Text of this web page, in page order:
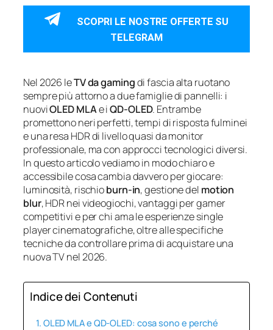
SCOPRI LE NOSTRE OFFERTE SU
TELEGRAM
Nel 2026 leTV da gamingdi fascia alta ruotano
sempre più attorno a due famiglie di pannelli: i
nuoviOLED MLAe iQD‑OLED. Entrambe
promettono neri perfetti, tempi di risposta fulminei
e una resa HDR di livello quasi da monitor
professionale, ma con approcci tecnologici diversi.
In questo articolo vediamo in modo chiaro e
accessibile cosa cambia davvero per giocare:
luminosità, rischioburn‑in, gestione del motion
blur, HDR nei videogiochi, vantaggi per gamer
competitivi e per chi ama le esperienze single
player cinematografiche, oltre alle specifiche
tecniche da controllare prima di acquistare una
nuova TV nel 2026.
Indice dei Contenuti
OLED MLA e QD‑OLED: cosa sono e perché